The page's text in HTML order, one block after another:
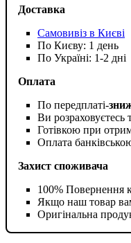
Доставка
Самовивіз в Києві
По Києву: 1 день
По Україні: 1-2 дні
Оплата
По передплаті-
Ви розраховуєтесь
Готівкою при
Оплата
Захист споживача
100% Повернення
Якщо наш товар
Оригінальна